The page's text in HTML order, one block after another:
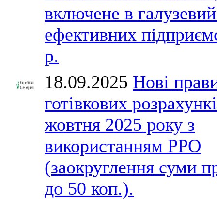
включене в
ефективних
р.
18.09.2025 Нові
готівкових
жовтня 2025 року з
використанням РРО
(заокруглення суми
до 50 коп.).